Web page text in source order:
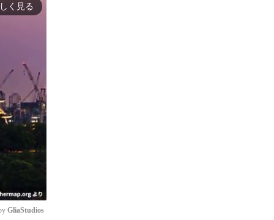
く見る
GliaStudios